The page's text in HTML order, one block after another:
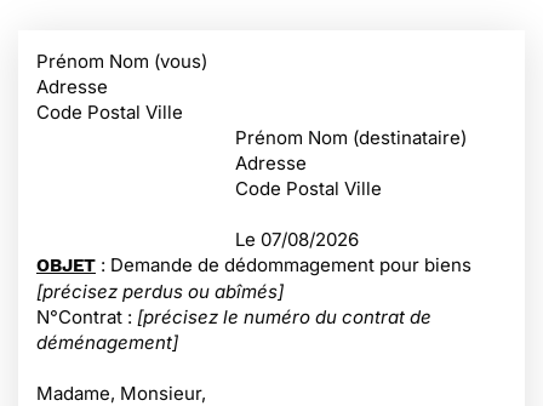
Prénom Nom (vous)
Adresse
Code Postal Ville
Prénom Nom (destinataire)
Adresse
Code Postal Ville
Le 07/08/2026
OBJET : Demande de dédommagement pour biens
[précisez perdus ou abîmés]
N°Contrat : [précisez le numéro du contrat de
déménagement]
Madame, Monsieur,